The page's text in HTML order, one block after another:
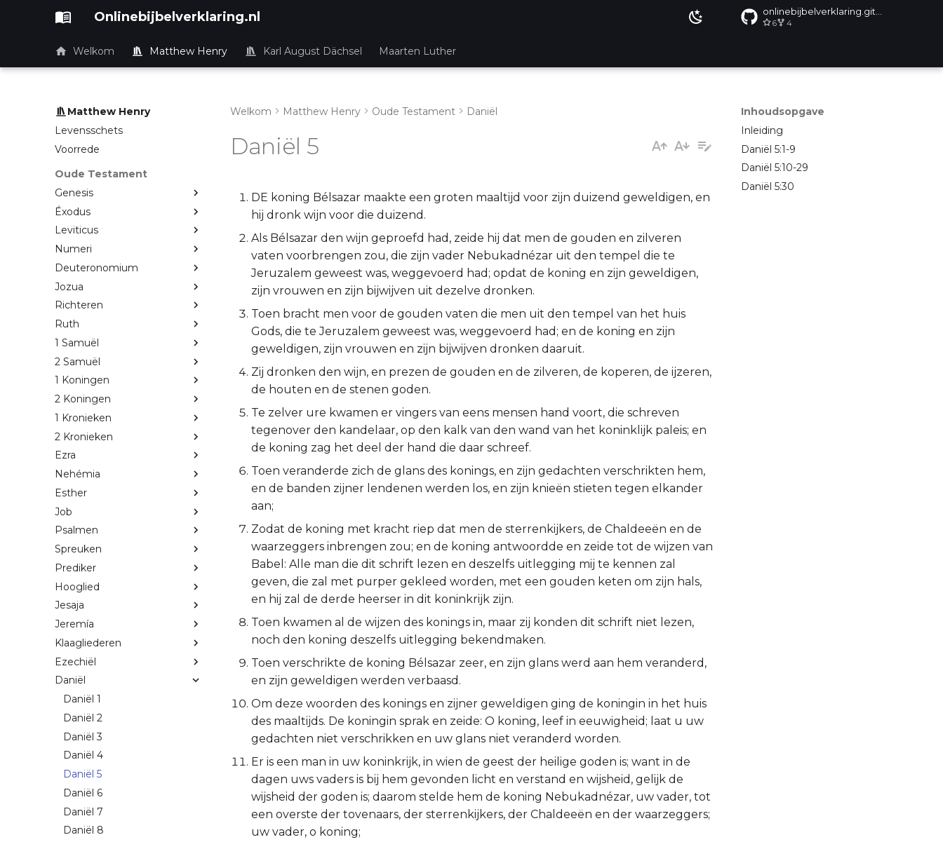
Onlinebijbelverklaring.nl 6 4
Welkom Matthew Henry Karl August Dächsel Maarten Luther
Matthew Henry
Levensschets
Voorrede
Oude Testament
Genesis
Éxodus
Leviticus
Numeri
Deuteronomium
Jozua
Richteren
Ruth
1 Samuël
2 Samuël
1 Koningen
2 Koningen
1 Kronieken
2 Kronieken
Ezra
Nehémia
Esther
Job
Psalmen
Spreuken
Prediker
Hooglied
Jesaja
Jeremía
Klaagliederen
Ezechiël
Daniël
Daniël 1
Daniël 2
Daniël 3
Daniël 4
Daniël 5
Daniël 6
Daniël 7
Daniël 8
Inhoudsopgave
Inleiding
Daniël 5:1-9
Daniël 5:10-29
Daniël 5:30
Welkom Matthew Henry Oude Testament Daniël
Daniël 5
DE koning Bélsazar maakte een groten maaltijd voor zijn duizend geweldigen, en
hij dronk wijn voor die duizend.
Als Bélsazar den wijn geproefd had, zeide hij dat men de gouden en zilveren
vaten voorbrengen zou, die zijn vader Nebukadnézar uit den tempel die te
Jeruzalem geweest was, weggevoerd had; opdat de koning en zijn geweldigen,
zijn vrouwen en zijn bijwijven uit dezelve dronken.
Toen bracht men voor de gouden vaten die men uit den tempel van het huis
Gods, die te Jeruzalem geweest was, weggevoerd had; en de koning en zijn
geweldigen, zijn vrouwen en zijn bijwijven dronken daaruit.
Zij dronken den wijn, en prezen de gouden en de zilveren, de koperen, de ijzeren,
de houten en de stenen goden.
Te zelver ure kwamen er vingers van eens mensen hand voort, die schreven
tegenover den kandelaar, op den kalk van den wand van het koninklijk paleis; en
de koning zag het deel der hand die daar schreef.
Toen veranderde zich de glans des konings, en zijn gedachten verschrikten hem,
en de banden zijner lendenen werden los, en zijn knieën stieten tegen elkander
aan;
Zodat de koning met kracht riep dat men de sterrenkijkers, de Chaldeeën en de
waarzeggers inbrengen zou; en de koning antwoordde en zeide tot de wijzen van
Babel: Alle man die dit schrift lezen en deszelfs uitlegging mij te kennen zal
geven, die zal met purper gekleed worden, met een gouden keten om zijn hals,
en hij zal de derde heerser in dit koninkrijk zijn.
Toen kwamen al de wijzen des konings in, maar zij konden dit schrift niet lezen,
noch den koning deszelfs uitlegging bekendmaken.
Toen verschrikte de koning Bélsazar zeer, en zijn glans werd aan hem veranderd,
en zijn geweldigen werden verbaasd.
Om deze woorden des konings en zijner geweldigen ging de koningin in het huis
des maaltijds. De koningin sprak en zeide: O koning, leef in eeuwigheid; laat u uw
gedachten niet verschrikken en uw glans niet veranderd worden.
Er is een man in uw koninkrijk, in wien de geest der heilige goden is; want in de
dagen uws vaders is bij hem gevonden licht en verstand en wijsheid, gelijk de
wijsheid der goden is; daarom stelde hem de koning Nebukadnézar, uw vader, tot
een overste der tovenaars, der sterrenkijkers, der Chaldeeën en der waarzeggers;
uw vader, o koning;